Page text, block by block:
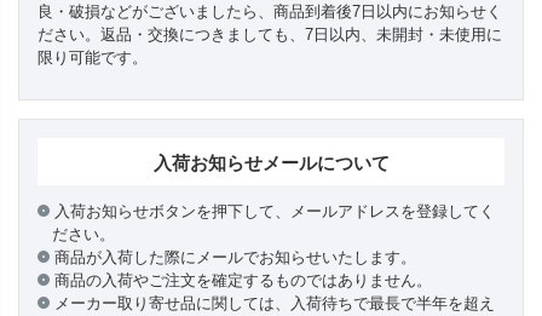
良・破損などがございましたら、商品到着後7日以内にお知らせく
ださい。返品・交換につきましても、7日以内、未開封・未使用に
限り可能です。
入荷お知らせメールについて
入荷お知らせボタンを押下して、メールアドレスを登録してく
ださい。
商品が入荷した際にメールでお知らせいたします。
商品の入荷やご注文を確定するものではありません。
メーカー取り寄せ品に関しては、入荷待ちで最長で半年を超え